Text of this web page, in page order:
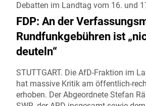
Debatten im Landtag vom 16. und
FDP: An der
Rundfunkgebühren ist
deuteln“
STUTTGART. Die AfD-Fraktion im
hat massive Kritik am öffentlich-
erhoben. Der Abgeordnete Stefan